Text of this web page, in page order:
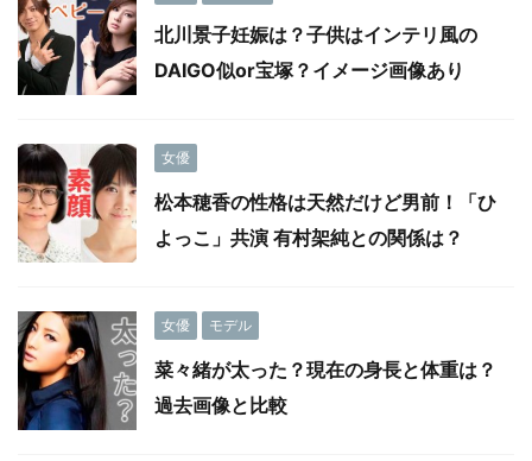
北川景子妊娠は？子供はインテリ風の
DAIGO似or宝塚？イメージ画像あり
女優
松本穂香の性格は天然だけど男前！「ひ
よっこ」共演 有村架純との関係は？
女優 モデル
菜々緒が太った？現在の身長と体重は？
過去画像と比較